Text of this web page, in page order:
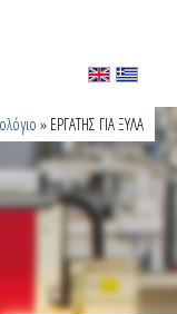
» ΕΡΓΑΤΗΣ ΓΙΑ ΞΥΛΑ